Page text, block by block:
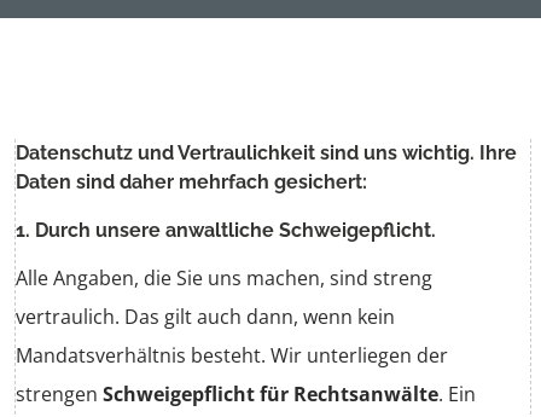
Datenschutz und Vertraulichkeit sind uns wichtig. Ihre
Daten sind daher mehrfach gesichert:
1. Durch unsere anwaltliche Schweigepflicht.
Alle Angaben, die Sie uns machen, sind streng
vertraulich. Das gilt auch dann, wenn kein
Mandatsverhältnis besteht. Wir unterliegen der
strengen Schweigepflicht für Rechtsanwälte. Ein